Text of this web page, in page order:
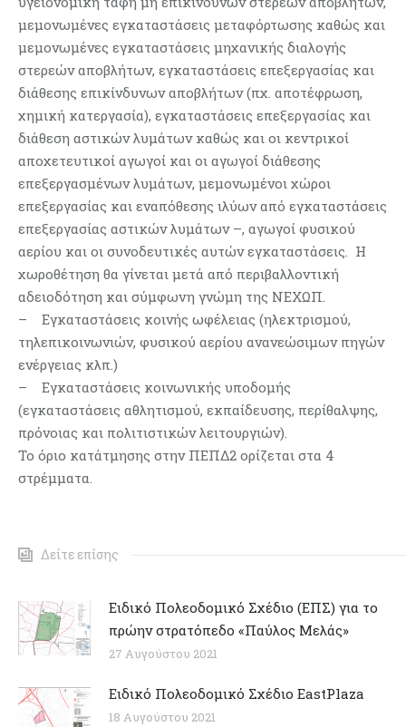
μεμονωμένες εγκαταστάσεις μεταφόρτωσης καθώς και
μεμονωμένες εγκαταστάσεις μηχανικής διαλογής
στερεών αποβλήτων, εγκαταστάσεις επεξεργασίας και
διάθεσης επικίνδυνων αποβλήτων (πχ. αποτέφρωση,
χημική κατεργασία), εγκαταστάσεις επεξεργασίας και
διάθεση αστικών λυμάτων καθώς και οι κεντρικοί
αποχετευτικοί αγωγοί και οι αγωγοί διάθεσης
επεξεργασμένων λυμάτων, μεμονωμένοι χώροι
επεξεργασίας και εναπόθεσης ιλύων από εγκαταστάσεις
επεξεργασίας αστικών λυμάτων –, αγωγοί φυσικού
αερίου και οι συνοδευτικές αυτών εγκαταστάσεις. Η
χωροθέτηση θα γίνεται μετά από περιβαλλοντική
αδειοδότηση και σύμφωνη γνώμη της ΝΕΧΩΠ.
– Εγκαταστάσεις κοινής ωφέλειας (ηλεκτρισμού,
τηλεπικοινωνιών, φυσικού αερίου ανανεώσιμων πηγών
ενέργειας κλπ.)
– Εγκαταστάσεις κοινωνικής υποδομής
(εγκαταστάσεις αθλητισμού, εκπαίδευσης, περίθαλψης,
πρόνοιας και πολιτιστικών λειτουργιών).
Το όριο κατάτμησης στην ΠΕΠΔ2 ορίζεται στα 4
στρέμματα.
Δείτε επίσης
Ειδικό Πολεοδομικό Σχέδιο (ΕΠΣ) για το
πρώην στρατόπεδο «Παύλος Μελάς»
27 Αυγούστου 2021
Ειδικό Πολεοδομικό Σχέδιο EastPlaza
18 Αυγούστου 2021